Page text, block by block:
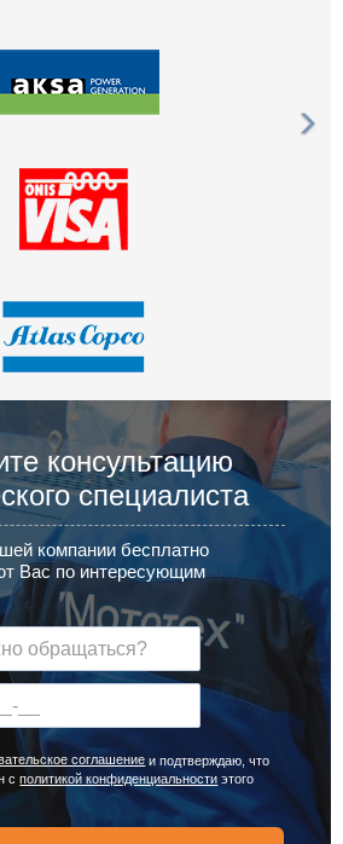
консультацию
специалиста
компании бесплатно
Вас по интересующим
соглашение и подтверждаю, что
сполитикой конфиденциальности этого